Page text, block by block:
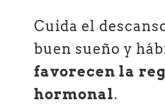
Cuida el
buen sueño y
favorecen la
hormonal.